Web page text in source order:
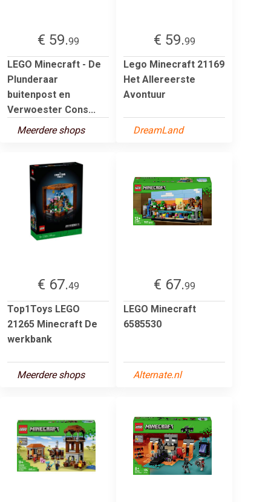
€ 59.99
LEGO Minecraft - De
Plunderaar
buitenpost en
Verwoester Cons...
Meerdere shops
€ 59.99
Lego Minecraft 21169
Het Allereerste
Avontuur
DreamLand
€ 67.49
Top1Toys LEGO
21265 Minecraft De
werkbank
Meerdere shops
€ 67.99
LEGO Minecraft
6585530
Alternate.nl